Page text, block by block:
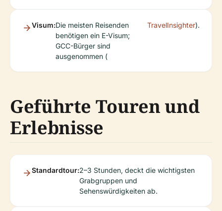
Visum:Die meisten Reisenden
benötigen ein E-Visum;
GCC-Bürger sind
ausgenommen (
TravelInsighter).
Geführte Touren und
Erlebnisse
Standardtour:2–3 Stunden, deckt die wichtigsten
Grabgruppen und
Sehenswürdigkeiten ab.